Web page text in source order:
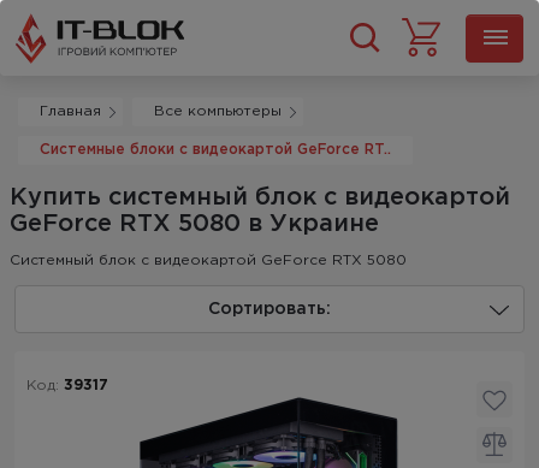
Главная Все компьютеры
Системные блоки с видеокартой GeForce RT..
Купить системный блок с видеокартой
GeForce RTX 5080 в Украине
Системный блок с видеокартой GeForce RTX 5080
Сортировать:
Код: 39317